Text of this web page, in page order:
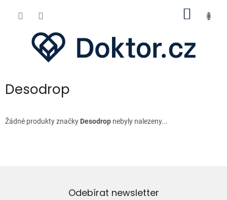
Desodrop
Žádné produkty značky Desodrop nebyly nalezeny...
Odebírat newsletter